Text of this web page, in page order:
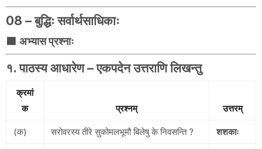
08 – बुद्धिः सर्वार्थसाधिकाः
🟦 अभ्यास प्रश्नाः
१. पाठस्य आधारेण – एकपदेन उत्तराणि लिखन्तु
क्रमां
क
प्रश्नम् उत्तरम्
(क) सरोवरस्य तीरे सुकोमलभूमौ बिलेषु के निवसन्ति ? शशकाः